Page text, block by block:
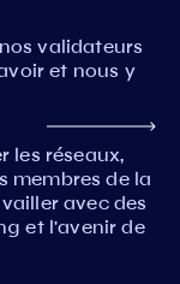
validateurs
et nous y
les réseaux,
membres de la
avec des
et l'avenir de